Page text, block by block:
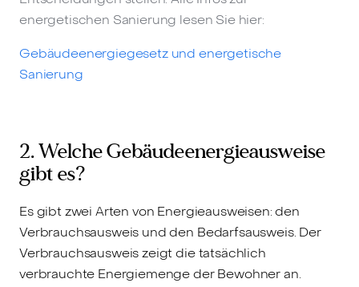
energetischen Sanierung lesen Sie hier:
Gebäudeenergiegesetz und energetische
Sanierung
2. Welche Gebäudeenergieausweise
gibt es?
Es gibt zwei Arten von Energieausweisen: den
Verbrauchsausweis und den Bedarfsausweis. Der
Verbrauchsausweis zeigt die tatsächlich
verbrauchte Energiemenge der Bewohner an.